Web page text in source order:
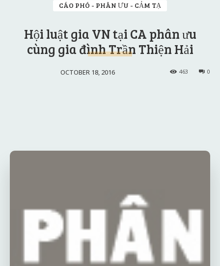
CÁO PHÓ - PHÂN ƯU - CẢM TẠ
Hội luật gia VN tại CA phân ưu
cùng gia đình Trần Thiện Hải
OCTOBER 18, 2016 0
463